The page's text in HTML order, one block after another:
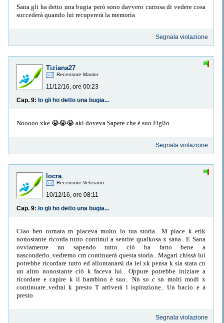
Sana gli ha detto una bugia però sono davvero curiosa di vedere cosa
succederà quando lui recupererà la memoria
Segnala violazione
Tiziana27
Recensore Master
11/12/16, ore 00:23
Cap. 9: Io gli ho detto una bugia...
Nooooo xke 😭😭😭 aki doveva Sapere che è suo Figlio
Segnala violazione
locra
Recensore Veterano
10/12/16, ore 08:11
Cap. 9: Io gli ho detto una bugia...
Ciao ben tornata m piaceva molto lo tua storia.. M piace k erik
nonostante ricorda tutto continui a sentire qualkosa x sana.. E Sana
ovviamente nn sapendo tutto ciò ha fatto bene a
nasconderlo..vedremo cm continuerà questa storia.. Magari chissà lui
potrebbe ricordare tutto ed allontanarsi da lei xk pensa k sia stata cn
un altro nonostante ciò k faceva lui.. Oppure potrebbe iniziare a
ricordare e capire k il bambino è suo.. Nn so c sn molti modi x
continuare..vedrai k presto T arriverà l ispirazione.. Un bacio e a
presto
Segnala violazione